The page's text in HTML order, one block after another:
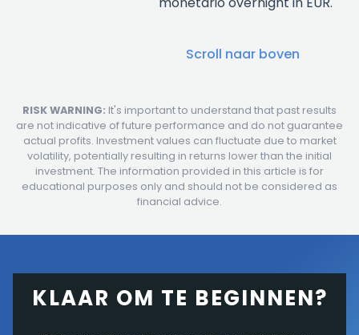
Scroll naar boven
RISK WARNING: It's important to understand that past results
are not indicative of future performance and do not guarantee
actual profits. Investment values can fluctuate due to market
volatility, potentially resulting in returns lower than the initial
investment. The information provided in this article is for
educational purposes only and should not be considered as
financial advice.
KLAAR OM TE BEGINNEN?